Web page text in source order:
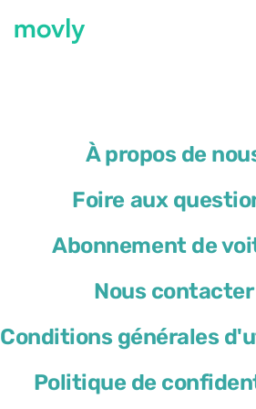
À propos de
Foire aux
Abonnement de
Nous contacter
Conditions générales
Politique de
Toutes les voitures disponibles à
Location de voiture à l’aéroport